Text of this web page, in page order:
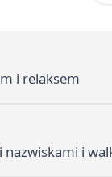
i relaksem
nazwiskami i